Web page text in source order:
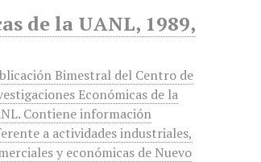
de la UANL, 1989,
Bimestral del Centro de
Económicas de la
Contiene información
a actividades industriales,
y económicas de Nuevo